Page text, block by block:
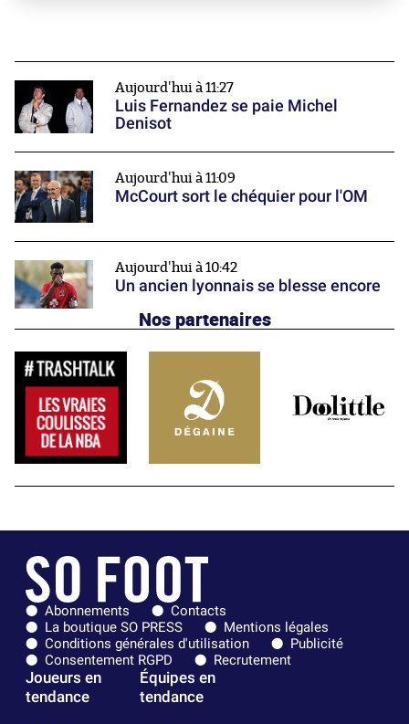
Aujourd'hui à 11:27
Luis Fernandez se paie Michel
Denisot
Aujourd'hui à 11:09
McCourt sort le chéquier pour l'OM
Aujourd'hui à 10:42
Un ancien lyonnais se blesse encore
Nos partenaires
Abonnements
Contacts
La boutique SO PRESS
Mentions légales
Conditions générales d'utilisation
Publicité
Consentement RGPD
Recrutement
Joueurs en
tendance
Équipes en
tendance